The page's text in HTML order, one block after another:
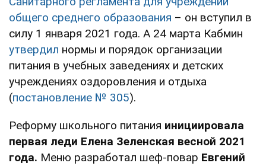
общего среднего образования – он вступил в
силу 1 января 2021 года. А 24 марта Кабмин
утвердил нормы и порядок организации
питания в учебных заведениях и детских
учреждениях оздоровления и отдыха
(постановление № 305).
Реформу школьного питания инициировала
первая леди Елена Зеленская весной 2021
года. Меню разработал шеф-повар Евгений